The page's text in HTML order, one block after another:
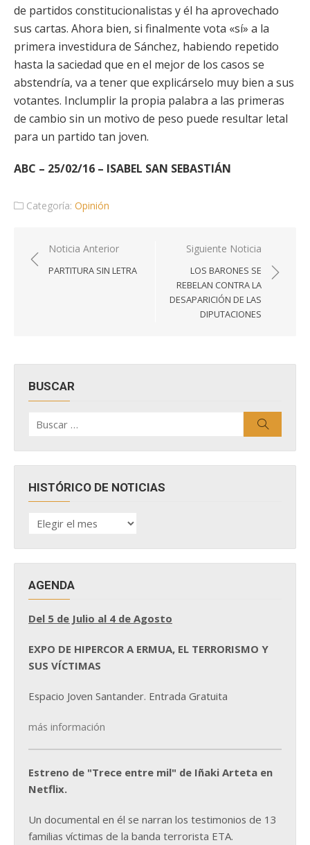
de partidos constitucionalistas y él ha aprovechado
sus cartas. Ahora bien, si finalmente vota «sí» a la
primera investidura de Sánchez, habiendo repetido
hasta la saciedad que en el mejor de los casos se
abstendría, va a tener que explicárselo muy bien a sus
votantes. Inclumplir la propia palabra a las primeras
de cambio sin un motivo de peso puede resultar letal
para un partido tan joven.
ABC – 25/02/16 – ISABEL SAN SEBASTIÁN
Categoría: Opinión
Navegación
de
Noticia Anterior
PARTITURA SIN LETRA
Siguiente Noticia
LOS BARONES SE
REBELAN CONTRA LA
DESAPARICIÓN DE LAS
DIPUTACIONES
BUSCAR
por:
HISTÓRICO DE NOTICIAS
HISTÓRICO
DE
AGENDA
Del 5 de Julio al 4 de Agosto
EXPO DE HIPERCOR A ERMUA, EL TERRORISMO Y
SUS VÍCTIMAS
Espacio Joven Santander. Entrada Gratuita
más información
Estreno de "Trece entre mil" de Iñaki Arteta en
Netflix.
Un documental en él se narran los testimonios de 13
familias víctimas de la banda terrorista ETA.